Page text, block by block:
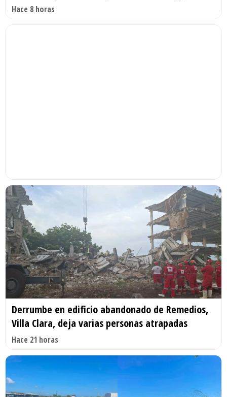
Hace 8 horas
Derrumbe en edificio abandonado de Remedios,
Villa Clara, deja varias personas atrapadas
Hace 21 horas